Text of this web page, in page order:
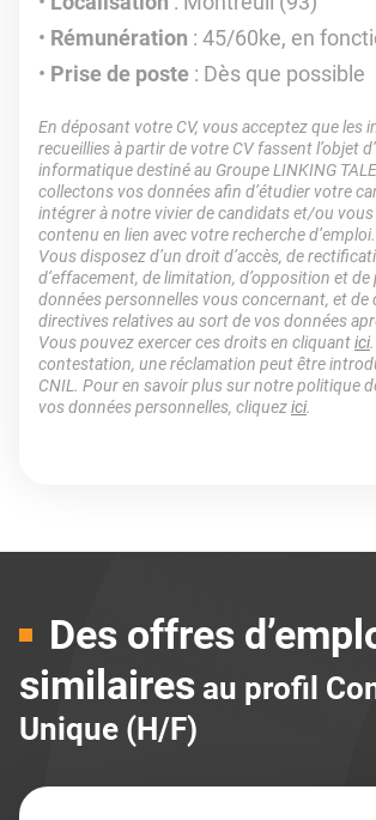
Rémunération : 45/60ke, en
Prise de poste : Dès que possible
En déposant votre CV, vous acceptez que les
recueillies à partir de votre CV fassent l’objet
informatique destiné au Groupe LINKING
collectons vos données afin d’étudier votre
intégrer à notre vivier de candidats et/ou vous
contenu en lien avec votre recherche d’emploi.
Vous disposez d’un droit d’accès, de
d’effacement, de limitation, d’opposition et
données personnelles vous concernant, et de
directives relatives au sort de vos données
Vous pouvez exercer ces droits en cliquantici
contestation, une réclamation peut être
CNIL. Pour en savoir plus sur notre politique
vos données personnelles, cliquezici.
Des offres
similaires au profil
Unique (H/F)